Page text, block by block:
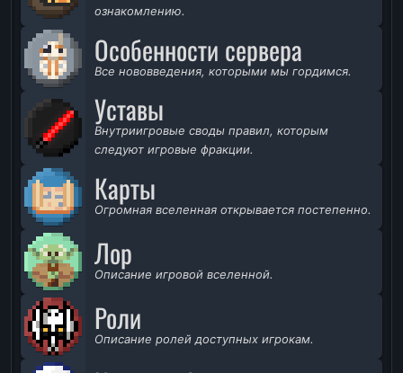
ознакомлению.
Особенности сервера
Все нововведения, которыми мы гордимся.
Уставы
Внутриигровые своды правил, которым
следуют игровые фракции.
Карты
Огромная вселенная открывается постепенно.
Лор
Описание игровой вселенной.
Роли
Описание ролей доступных игрокам.